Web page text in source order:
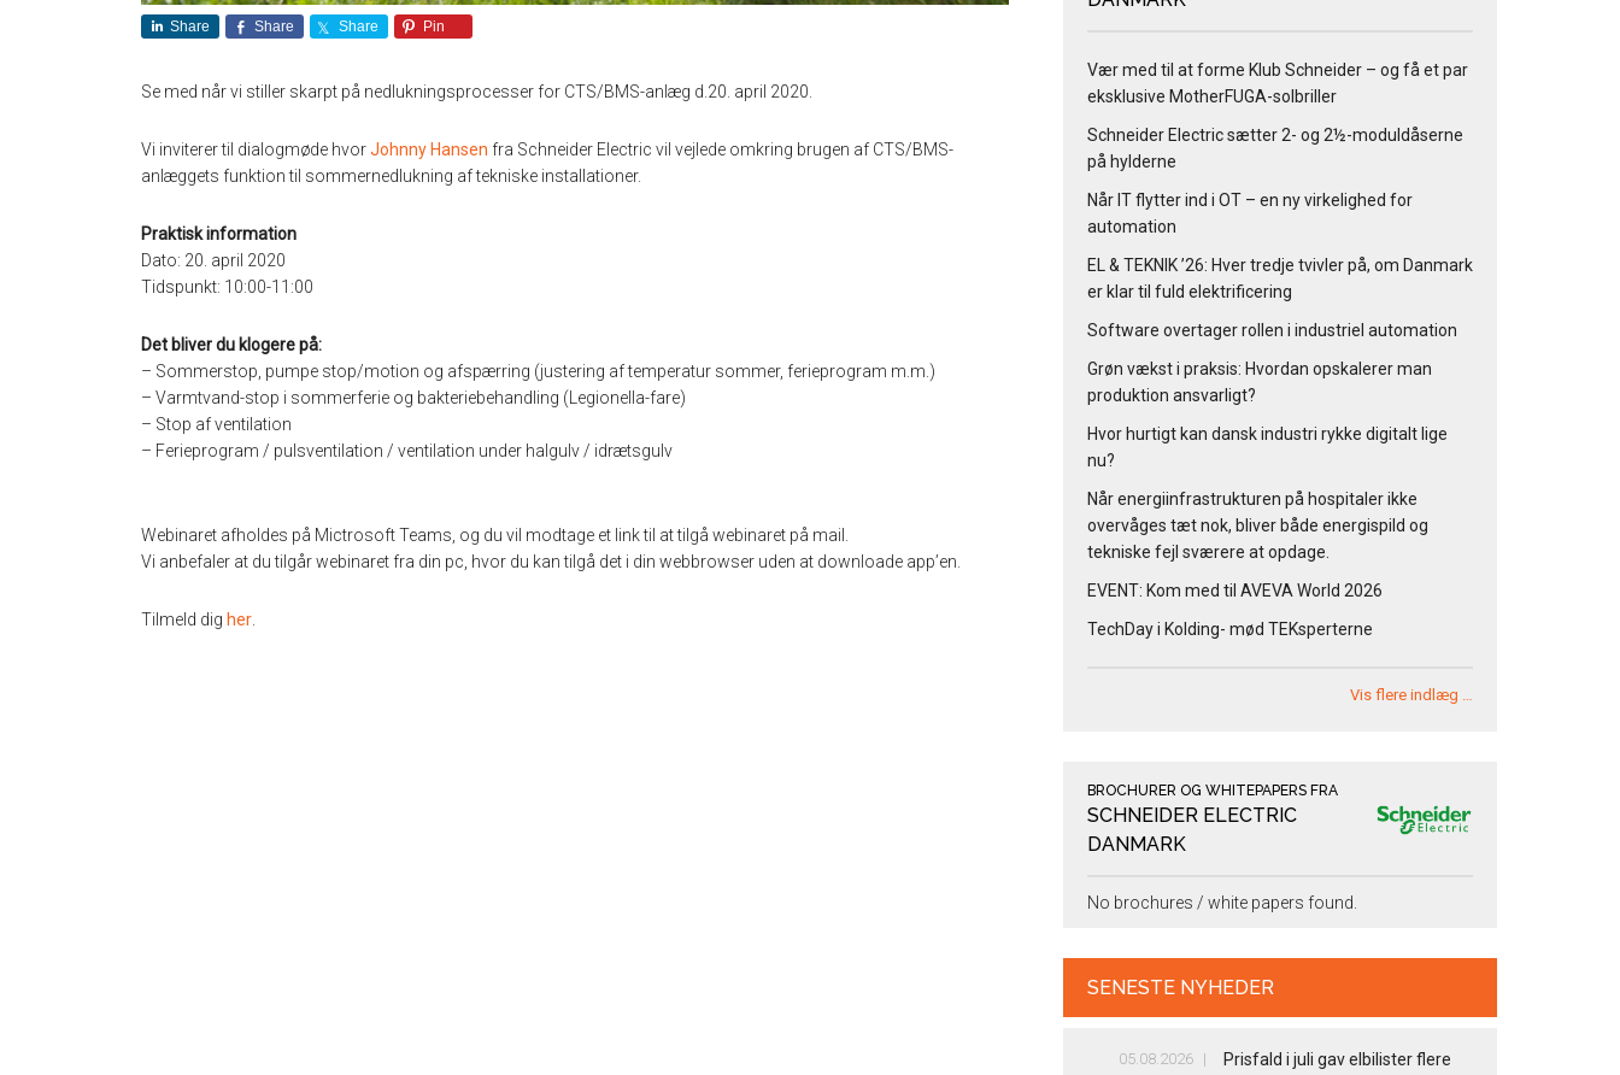
Share Share Share Pin
Se med når vi stiller skarpt på nedlukningsprocesser for CTS/BMS-anlæg d.20. april 2020.
Vi inviterer til dialogmøde hvorJohnny Hansen fra Schneider Electric vil vejlede omkring brugen af CTS/BMS-
anlæggets funktion til sommernedlukning af tekniske installationer.
Praktisk information
Dato: 20. april 2020
Tidspunkt: 10:00-11:00
Det bliver du klogere på:
– Sommerstop, pumpe stop/motion og afspærring (justering af temperatur sommer, ferieprogram m.m.)
– Varmtvand-stop i sommerferie og bakteriebehandling (Legionella-fare)
– Stop af ventilation
– Ferieprogram / pulsventilation / ventilation under halgulv / idrætsgulv
Webinaret afholdes på Mictrosoft Teams, og du vil modtage et link til at tilgå webinaret på mail.
Vi anbefaler at du tilgår webinaret fra din pc, hvor du kan tilgå det i din webbrowser uden at downloade app’en.
Tilmeld dig her
Vær med til at forme Klub Schneider – og få et par
eksklusive MotherFUGA-solbriller
Schneider Electric sætter 2- og 2½-moduldåserne
på hylderne
Når IT flytter ind i OT – en ny virkelighed for
automation
EL & TEKNIK ’26: Hver tredje tvivler på, om Danmark
er klar til fuld elektrificering
Software overtager rollen i industriel automation
Grøn vækst i praksis: Hvordan opskalerer man
produktion ansvarligt?
Hvor hurtigt kan dansk industri rykke digitalt lige
nu?
Når energiinfrastrukturen på hospitaler ikke
overvåges tæt nok, bliver både energispild og
tekniske fejl sværere at opdage.
EVENT: Kom med til AVEVA World 2026
TechDay i Kolding- mød TEKsperterne
Vis flere indlæg …
BROCHURER OG WHITEPAPERS FRA
SCHNEIDER ELECTRIC
DANMARK
No brochures / white papers found.
SENESTE NYHEDER
05.08.2026
Prisfald i juli gav elbilister flere